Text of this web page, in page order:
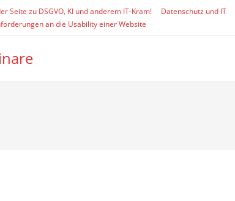
Seite zu DSGVO, KI und anderem IT-Kram! Datenschutz und IT
an die Usability einer Website